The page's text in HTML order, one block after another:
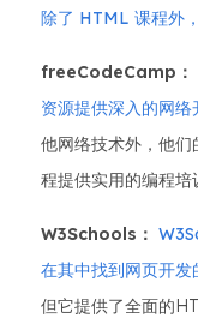
除了 HTML 课程外
freeCodeCamp：
资源提供深入的网络
他网络技术外，他
程提供实用的编程培
W3Schools：
在其中找到网页开
但它提供了全面的